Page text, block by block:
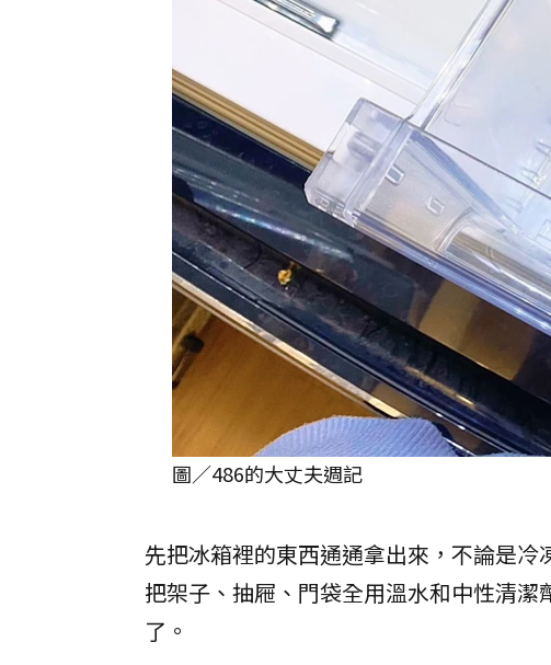
圖／486的大丈夫週記
先把冰箱裡的東西通通拿出來，不論是冷
把架子、抽屜、門袋全用溫水和中性清
了。